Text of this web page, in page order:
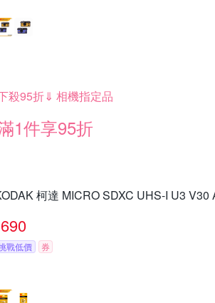
殺95折⇓ 相機指定品
1件享95折
柯達 MICRO SDXC UHS-I U3
690
戰低價 券